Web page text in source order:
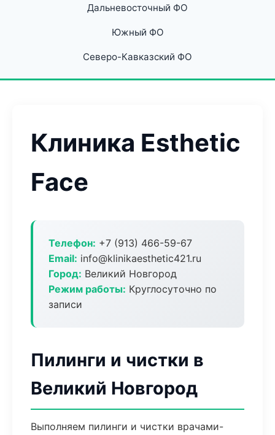
Дальневосточный ФО
Южный ФО
Северо-Кавказский ФО
Клиника Esthetic
Face
Телефон: +7 (913) 466-59-67
Email: info@klinikaesthetic421.ru
Город: Великий Новгород
Режим работы: Круглосуточно по
записи
Пилинги и чистки в
Великий Новгород
Выполняем пилинги и чистки врачами-